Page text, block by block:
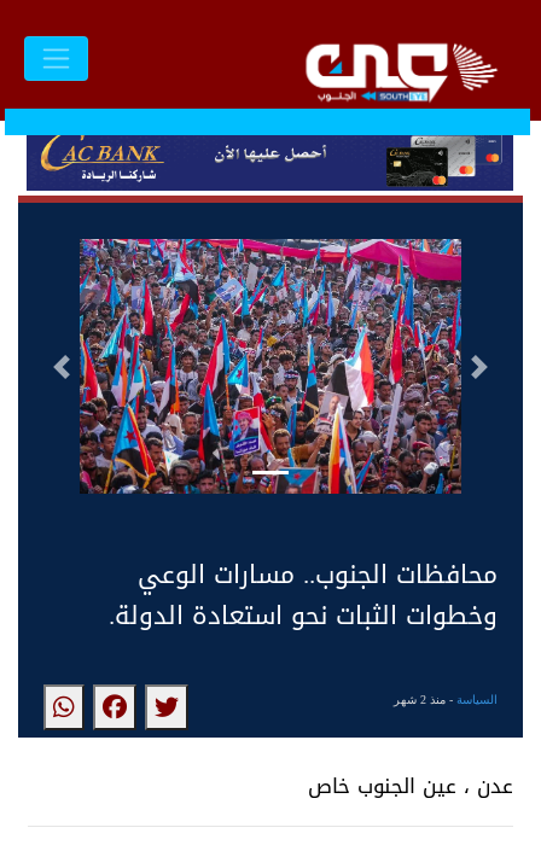
التالى السابق
محافظات الجنوب.. مسارات الوعي
وخطوات الثبات نحو استعادة الدولة.
السياسة- منذ 2 شهر
عدن ، عين الجنوب خاص